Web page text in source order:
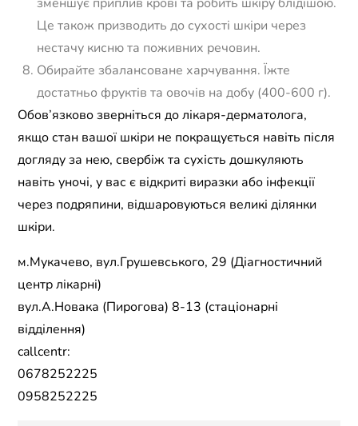
Це також призводить до сухості шкіри через
нестачу кисню та поживних речовин.
Обирайте збалансоване харчування. Їжте
достатньо фруктів та овочів на добу (400-600 г).
Обов’язково зверніться до лікаря-дерматолога,
якщо стан вашої шкіри не покращується навіть після
догляду за нею, свербіж та сухість дошкуляють
навіть уночі, у вас є відкриті виразки або інфекції
через подряпини, відшаровуються великі ділянки
шкіри.
м.Мукачево, вул.Грушевського, 29 (Діагностичний
центр лікарні)
вул.А.Новака (Пирогова) 8-13 (стаціонарні
відділення)
callcentr:
0678252225
0958252225